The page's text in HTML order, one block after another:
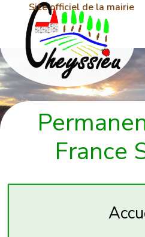
Site officiel de la mairie
France